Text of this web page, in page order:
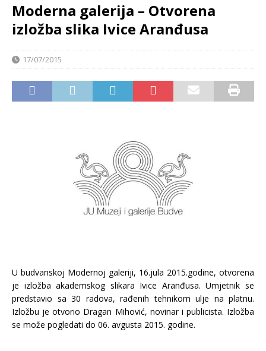
Moderna galerija – Otvorena
izložba slika Ivice Aranđusa
17/07/2015
U budvanskoj Modernoj galeriji, 16.jula 2015.godine, otvorena
je izložba akademskog slikara Ivice Aranđusa. Umjetnik se
predstavio sa 30 radova, rađenih tehnikom ulje na platnu.
Izložbu je otvorio Dragan Mihović, novinar i publicista. Izložba
se može pogledati do 06. avgusta 2015. godine.